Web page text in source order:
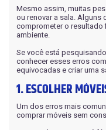
Sofá
Sofá com
Sofá
Home
Ripados
Portas de
Modulados
Complementos
Cristaleiras
Aparadores
Buffet
Mesas de
Home Office
Nichos de
Mesmo assim, muitas
ou renovar a sala. Alguns
comprometer o resultado
ambiente.
Se você está pesquisando
conhecer esses erros
equivocadas e criar uma
1. ESCOLHER
Um dos erros mais
comprar móveis sem